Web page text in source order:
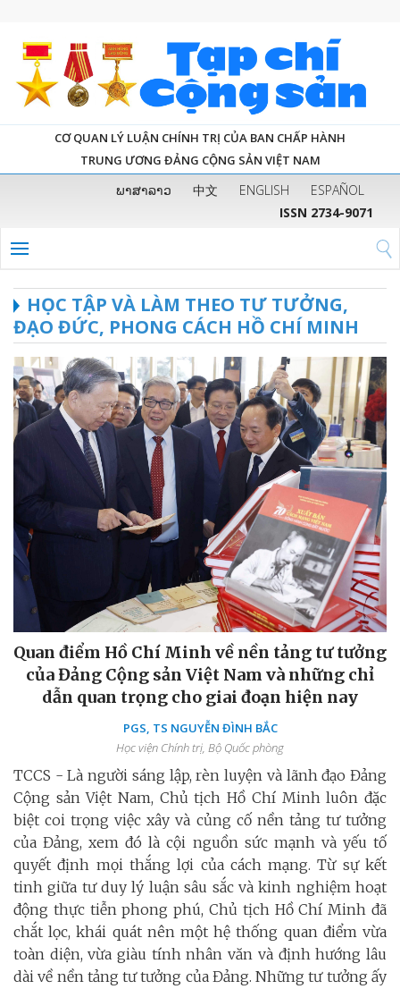
CƠ QUAN LÝ LUẬN CHÍNH TRỊ CỦA BAN CHẤP HÀNH
TRUNG ƯƠNG ĐẢNG CỘNG SẢN VIỆT NAM
ພາສາລາວ 中文 ENGLISH
ESPAÑOL
ISSN 2734-9071
HỌC TẬP VÀ LÀM THEO TƯ TƯỞNG,
ĐẠO ĐỨC, PHONG CÁCH HỒ CHÍ MINH
Quan điểm Hồ Chí Minh về nền tảng tư tưởng
của Đảng Cộng sản Việt Nam và những chỉ
dẫn quan trọng cho giai đoạn hiện nay
PGS, TS NGUYỄN ĐÌNH BẮC
Học viện Chính trị, Bộ Quốc phòng
TCCS - Là người sáng lập, rèn luyện và lãnh đạo Đảng
Cộng sản Việt Nam, Chủ tịch Hồ Chí Minh luôn đặc
biệt coi trọng việc xây và củng cố nền tảng tư tưởng
của Đảng, xem đó là cội nguồn sức mạnh và yếu tố
quyết định mọi thắng lợi của cách mạng. Từ sự kết
tinh giữa tư duy lý luận sâu sắc và kinh nghiệm hoạt
động thực tiễn phong phú, Chủ tịch Hồ Chí Minh đã
chắt lọc, khái quát nên một hệ thống quan điểm vừa
toàn diện, vừa giàu tính nhân văn và định hướng lâu
dài về nền tảng tư tưởng của Đảng. Những tư tưởng ấy